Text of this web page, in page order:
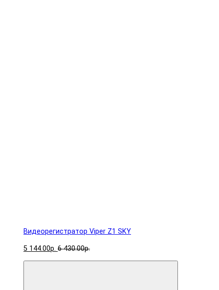
Видеорегистратор Viper Z1 SKY
5 144.00р. 6 430.00р.